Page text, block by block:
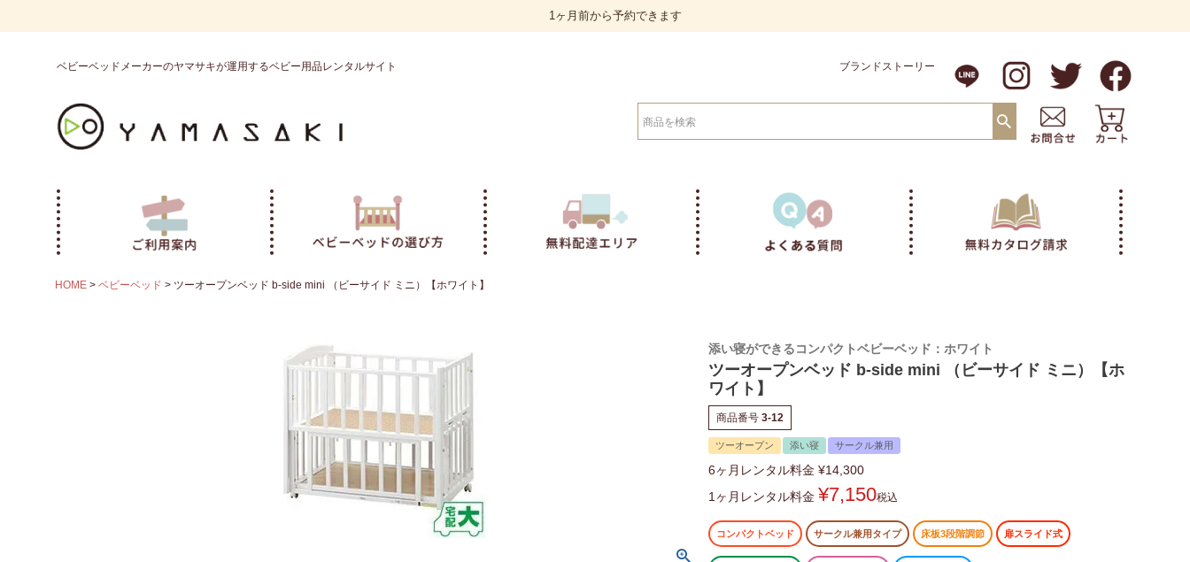
1ヶ月前から予約できます
ベビーベッドメーカーのヤマサキが運用するベビー用品レンタルサイト ブランドストーリー
HOME ベビーベッド ツーオープンベッド b-side mini （ビーサイド ミニ）【ホワイト】
添い寝ができるコンパクトベビーベッド：ホワイト
ツーオープンベッド b-side mini （ビーサイド ミニ）【ホ
ワイト】
商品番号 3-12
ツーオープン 添い寝 サークル兼用
6ヶ月レンタル料金 ¥14,300
1ヶ月レンタル料金 ¥7,150税込
コンパクトベッド サークル兼用タイプ 床板3段階調節 扉スライド式